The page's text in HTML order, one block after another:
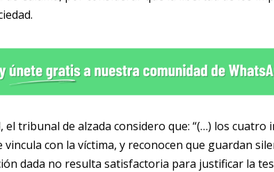
tribunal de alzada considero que: “(…) los cuatro
vincula con la víctima, y reconocen que guardan
dada no resulta satisfactoria para justificar la